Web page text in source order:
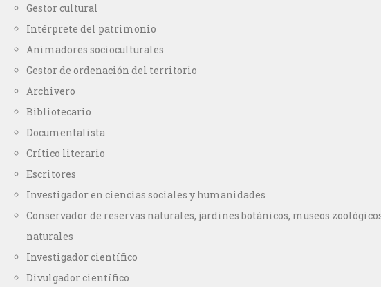
Gestor cultural
Intérprete del patrimonio
Animadores socioculturales
Gestor de ordenación del territorio
Archivero
Bibliotecario
Documentalista
Crítico literario
Escritores
Investigador en ciencias sociales y humanidades
Conservador de reservas naturales, jardines botánicos, museos
naturales
Investigador científico
Divulgador científico